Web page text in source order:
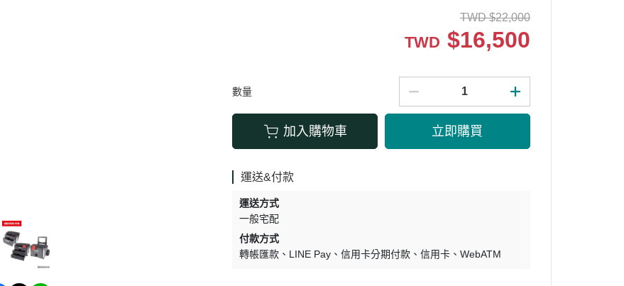
TWD $22,000
TWD $16,500
數量
加入購物車 立即購買
運送&付款
運送方式
一般宅配
付款方式
轉帳匯款
LINE Pay 信用卡分期付款 信用卡 WebATM